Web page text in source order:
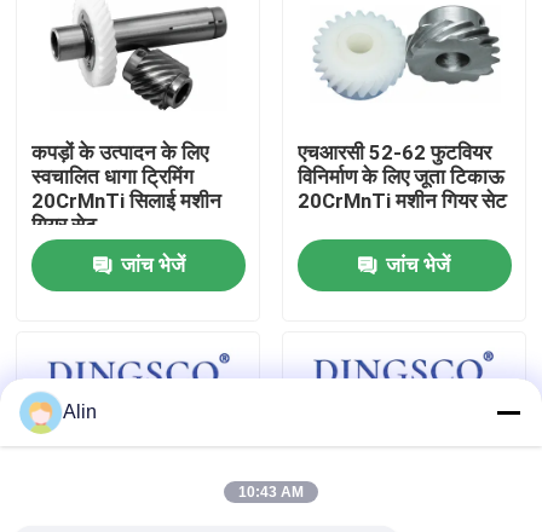
हमारे बारे में
फ़ैक्टरी टूर
गुणवत्ता नियंत्रण
हमसे संपर्क करें
समाचार
मामले
कपड़ों के उत्पादन के लिए
स्वचालित धागा ट्रिमिंग
20CrMnTi सिलाई मशीन
गियर सेट
जांच भेजें
एचआरसी 52-62 फुटवियर
विनिर्माण के लिए जूता टिकाऊ
20CrMnTi मशीन गियर सेट
जांच भेजें
Alin
10:43 AM